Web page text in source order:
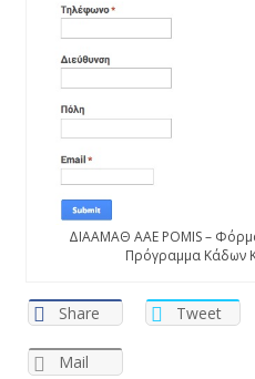
ΔΙΑΑΜΑΘ ΑΑΕ POMIS –
Πρόγραμμα Κάδων
Share Tweet
Mail